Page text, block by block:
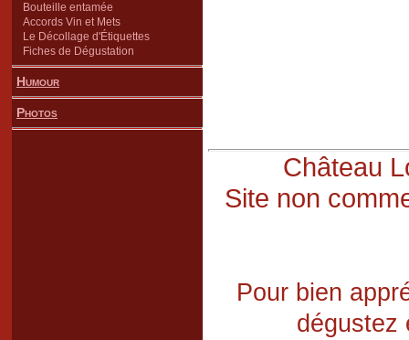
Bouteille entamée
Accords Vin et Mets
Le Décollage d'Étiquettes
Fiches de Dégustation
Humour
Photos
Château
Site non
Pour bien
dégustez